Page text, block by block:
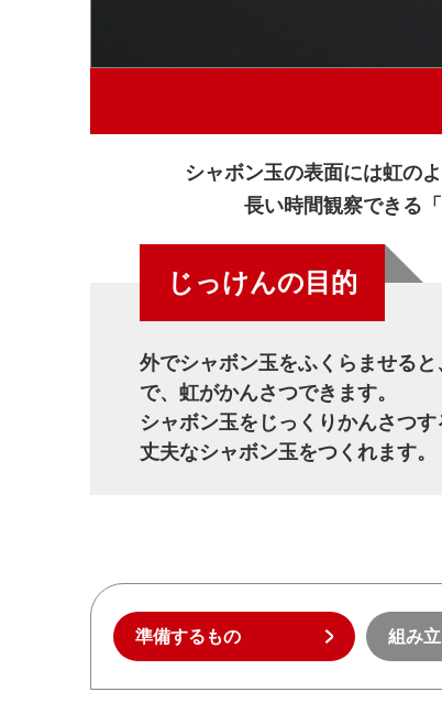
シャボン玉の表面には虹の
長い時間観察できる
じっけんの目的
外でシャボン玉をふくらませる
で、虹がかんさつできます。
シャボン玉をじっくりかんさつ
丈夫なシャボン玉をつくれます。
準備するもの 組み立